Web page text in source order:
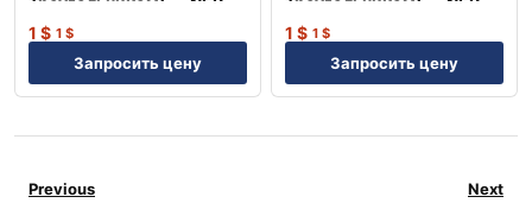
1 $ 1 $
Запросить цену
1 $ 1 $
Запросить цену
Previous Next